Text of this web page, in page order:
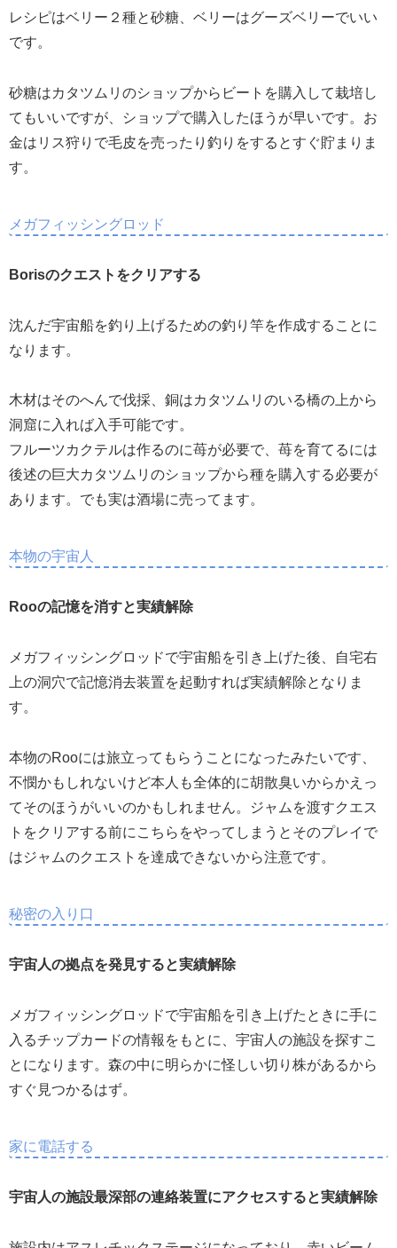
レシピはベリー２種と砂糖、ベリーはグーズベリーでいい
です。
砂糖はカタツムリのショップからビートを購入して栽培し
てもいいですが、ショップで購入したほうが早いです。お
金はリス狩りで毛皮を売ったり釣りをするとすぐ貯まりま
す。
メガフィッシングロッド
Borisのクエストをクリアする
沈んだ宇宙船を釣り上げるための釣り竿を作成することに
なります。
木材はそのへんで伐採、銅はカタツムリのいる橋の上から
洞窟に入れば入手可能です。
フルーツカクテルは作るのに苺が必要で、苺を育てるには
後述の巨大カタツムリのショップから種を購入する必要が
あります。でも実は酒場に売ってます。
本物の宇宙人
Rooの記憶を消すと実績解除
メガフィッシングロッドで宇宙船を引き上げた後、自宅右
上の洞穴で記憶消去装置を起動すれば実績解除となりま
す。
本物のRooには旅立ってもらうことになったみたいです、
不憫かもしれないけど本人も全体的に胡散臭いからかえっ
てそのほうがいいのかもしれません。ジャムを渡すクエス
トをクリアする前にこちらをやってしまうとそのプレイで
はジャムのクエストを達成できないから注意です。
秘密の入り口
宇宙人の拠点を発見すると実績解除
メガフィッシングロッドで宇宙船を引き上げたときに手に
入るチップカードの情報をもとに、宇宙人の施設を探すこ
とになります。森の中に明らかに怪しい切り株があるから
すぐ見つかるはず。
家に電話する
宇宙人の施設最深部の連絡装置にアクセスすると実績解除